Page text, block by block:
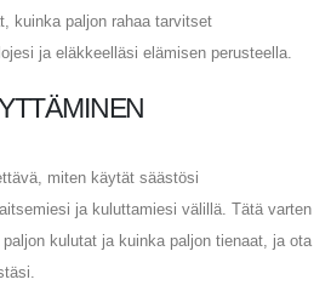
kuinka paljon rahaa tarvitset
ja eläkkeelläsi elämisen perusteella.
miten käytät säästösi
ja kuluttamiesi välillä. Tätä varten
kulutat ja kuinka paljon tienaat, ja ota